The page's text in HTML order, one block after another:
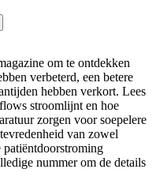
om te ontdekken
verbeterd, een betere
hebben verkort. Lees
stroomlijnt en hoe
zorgen voor soepelere
van zowel
patiëntdoorstroming
nummer om de details